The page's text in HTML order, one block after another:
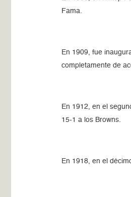
Fama.
En 1909, fue
completamente de
En 1912, en el
15-1 a los Browns.
En 1918, en el